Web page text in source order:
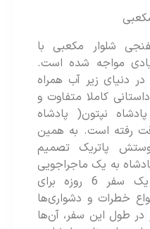
مکعبی با
شده است.
زیر آب همراه
کاملا متفاوت و
نپتون( پادشاه
است. به همین
تصمیم
به یک ماجراجویی
خطرناک بروند. آن‌ها در یک سفر 6 روزه برای
و دشواری‌ها
این سفر، آن‌ها